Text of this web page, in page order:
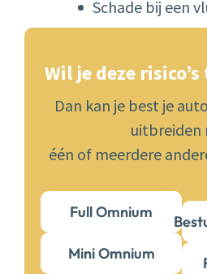
Schade bij een
Wil je deze
Dan kan je best je
uitbreiden
één of meerdere
Full Omnium
Mini Omnium